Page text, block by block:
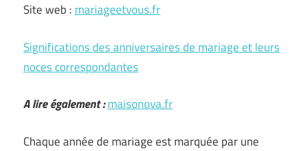
Site web : mariageetvous.fr
Significations des anniversaires de mariage et leurs
noces correspondantes
A lire également :maisonova.fr
Chaque année de mariage est marquée par une